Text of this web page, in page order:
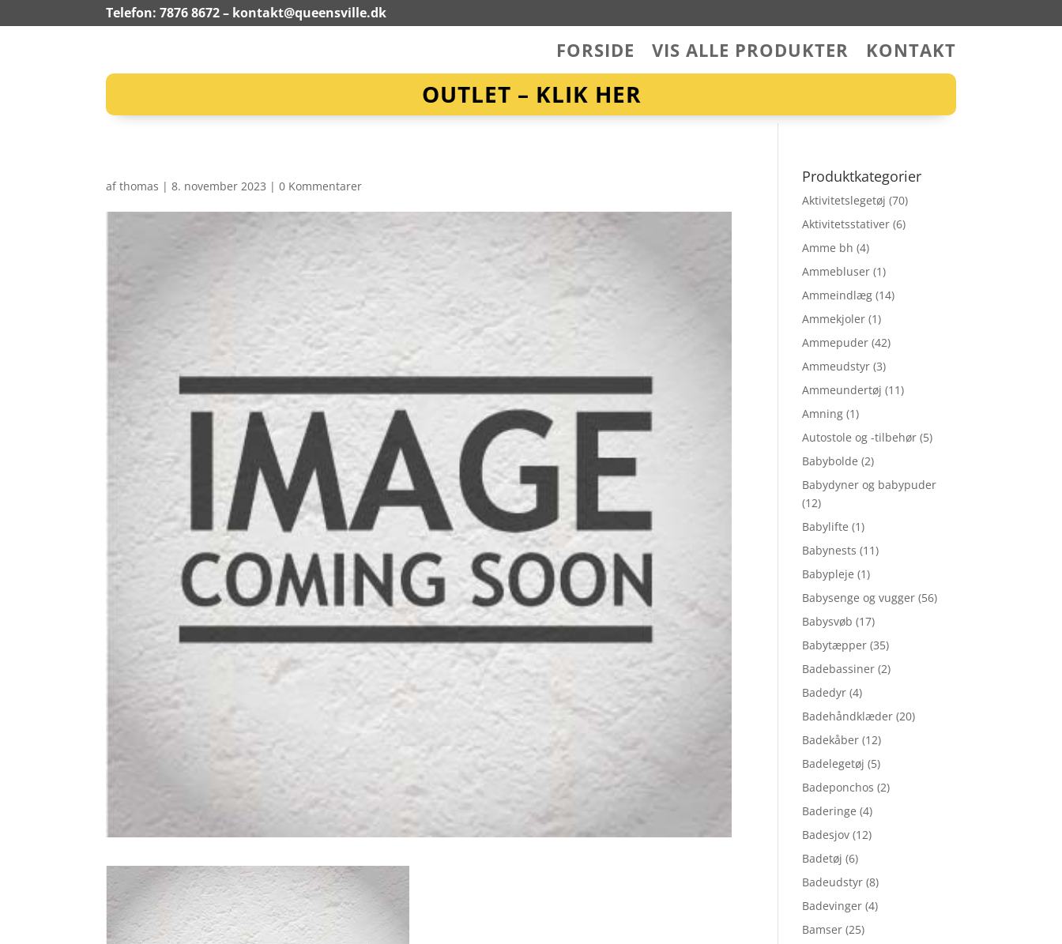
Telefon: 7876 8672 – kontakt@queensville.dk
FORSIDE VIS ALLE PRODUKTER KONTAKT
OUTLET – KLIK HER
afthomas |8. november 2023 |0 Kommentarer
Produktkategorier
Aktivitetslegetøj (70)
Aktivitetsstativer (6)
Amme bh (4)
Ammebluser (1)
Ammeindlæg (14)
Ammekjoler (1)
Ammepuder (42)
Ammeudstyr (3)
Ammeundertøj (11)
Amning (1)
Autostole og -tilbehør (5)
Babybolde (2)
Babydyner og babypuder
(12)
Babylifte (1)
Babynests (11)
Babypleje (1)
Babysenge og vugger (56)
Babysvøb (17)
Babytæpper (35)
Badebassiner (2)
Badedyr (4)
Badehåndklæder (20)
Badekåber (12)
Badelegetøj (5)
Badeponchos (2)
Baderinge (4)
Badesjov (12)
Badetøj (6)
Badeudstyr (8)
Badevinger (4)
Bamser (25)